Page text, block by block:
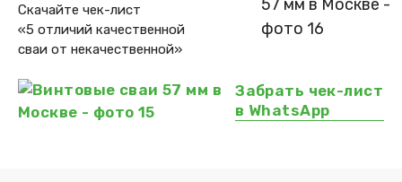
Скачайте чек-лист
«5 отличий качественной
сваи от некачественной»
Забрать чек-лист
в WhatsApp